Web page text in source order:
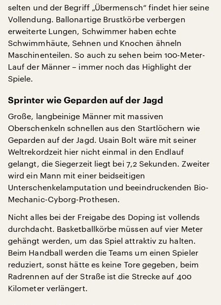
selten und der Begriff „Übermensch“ findet hier seine
Vollendung. Ballonartige Brustkörbe verbergen
erweiterte Lungen, Schwimmer haben echte
Schwimmhäute, Sehnen und Knochen ähneln
Maschinenteilen. So auch zu sehen beim 100-Meter-
Lauf der Männer – immer noch das Highlight der
Spiele.
Sprinter wie Geparden auf der Jagd
Große, langbeinige Männer mit massiven
Oberschenkeln schnellen aus den Startlöchern wie
Geparden auf der Jagd. Usain Bolt wäre mit seiner
Weltrekordzeit hier nicht einmal in den Endlauf
gelangt, die Siegerzeit liegt bei 7,2 Sekunden. Zweiter
wird ein Mann mit einer beidseitigen
Unterschenkelamputation und beeindruckenden Bio-
Mechanic-Cyborg-Prothesen.
Nicht alles bei der Freigabe des Doping ist vollends
durchdacht. Basketballkörbe müssen auf vier Meter
gehängt werden, um das Spiel attraktiv zu halten.
Beim Handball werden die Teams um einen Spieler
reduziert, sonst hätte es keine Tore gegeben, beim
Radrennen auf der Straße ist die Strecke auf 400
Kilometer verlängert.